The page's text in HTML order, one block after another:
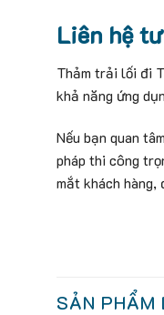
Liên hệ
Thảm trải lối đi
khả năng ứng
Nếu bạn quan
pháp thi công
mắt khách hàng,
SẢN PHẨM